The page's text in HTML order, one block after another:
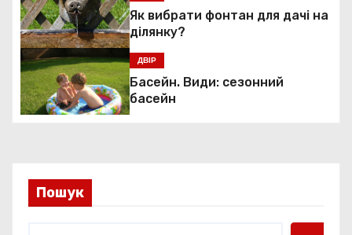
я
з
а
п
с
Як вибрати фонтан для дачі на
ділянку?
ДВІР
Басейн. Види: сезонний
басейн
Пошук